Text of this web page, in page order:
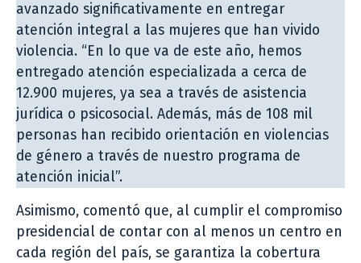
avanzado significativamente en entregar
atención integral a las mujeres que han vivido
violencia. “En lo que va de este año, hemos
entregado atención especializada a cerca de
12.900 mujeres, ya sea a través de asistencia
jurídica o psicosocial. Además, más de 108 mil
personas han recibido orientación en violencias
de género a través de nuestro programa de
atención inicial”.
Asimismo, comentó que, al cumplir el compromiso
presidencial de contar con al menos un centro en
cada región del país, se garantiza la cobertura